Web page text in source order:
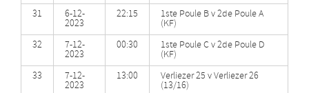
31
6-12-
2023
22:15 1ste Poule B v 2de Poule A
(KF)
32
7-12-
2023
00:30 1ste Poule C v 2de Poule D
(KF)
33
7-12-
2023
13:00 Verliezer 25 v Verliezer 26
(13/16)